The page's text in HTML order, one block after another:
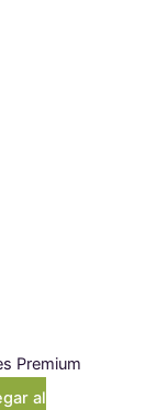
Premium
al